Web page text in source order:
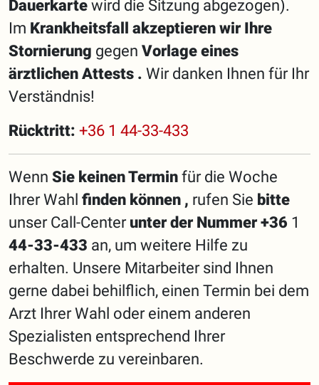
Dauerkarte wird die Sitzung abgezogen).
Im Krankheitsfall akzeptieren wir Ihre
Stornierung gegen Vorlage eines
ärztlichen Attests . Wir danken Ihnen für Ihr
Verständnis!
Rücktritt: +36 1 44-33-433
Wenn Sie keinen Termin für die Woche
Ihrer Wahl finden können , rufen Sie bitte
unser Call-Center unter der Nummer +36 1
44-33-433 an, um weitere Hilfe zu
erhalten. Unsere Mitarbeiter sind Ihnen
gerne dabei behilflich, einen Termin bei dem
Arzt Ihrer Wahl oder einem anderen
Spezialisten entsprechend Ihrer
Beschwerde zu vereinbaren.